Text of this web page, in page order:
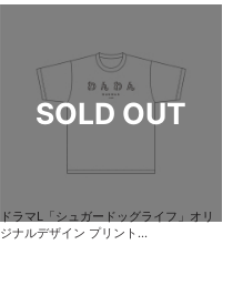
ドラマL「シュガードッグライフ」オリ
ジナルデザイン プリント...